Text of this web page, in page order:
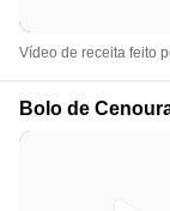
Vídeo de receita feito
Bolo de